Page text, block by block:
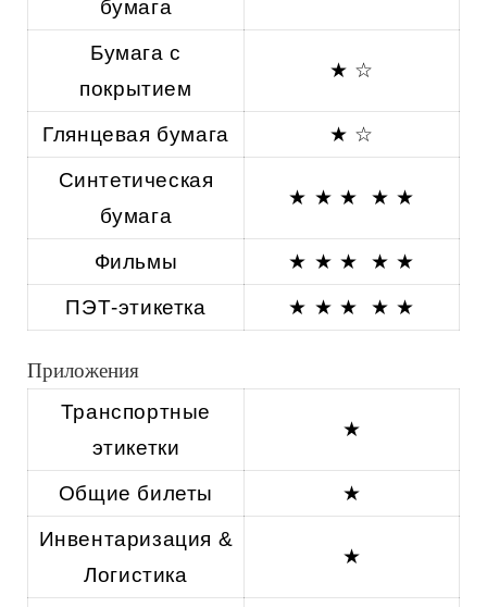
бумага
Бумага с
покрытием
★ ☆
Глянцевая бумага
★ ☆
Синтетическая
бумага
★ ★ ★ ★ ★
Фильмы ★ ★ ★
★ ★
ПЭТ-этикетка
★ ★ ★ ★ ★
Приложения
Транспортные
этикетки
★
Общие билеты
★
Инвентаризация &
Логистика
★